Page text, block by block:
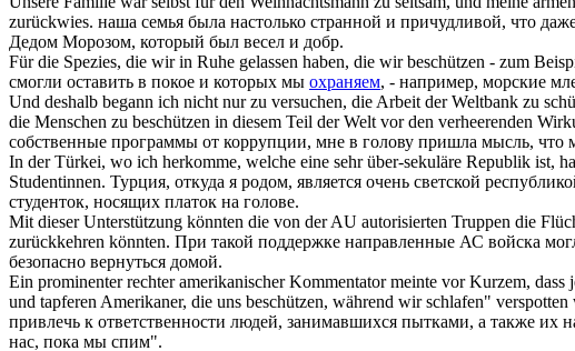
zurückwies. наша семья была настолько странной и причудливой, что
Дедом Морозом, который был весел и добр.
Für die Spezies, die wir in Ruhe gelassen haben, die wirbeschützen - zum
смогли оставить в покое и которых мы охраняем, - например, морские
Und deshalb begann ich nicht nur zu versuchen, die Arbeit der Weltbank zu
die Menschen zu beschützen in diesem Teil der Welt vor den verheerenden
собственные программы от коррупции, мне в голову пришла мысль, что
In der Türkei, wo ich herkomme, welche eine sehr über-sekuläre Republik ist,
Studentinnen. Турция, откуда я родом, является очень светской
студенток, носящих платок на голове.
Mit dieser Unterstützung könnten die von der AU autorisierten Truppen die
zurückkehren könnten. При такой поддержке направленные АС войска
безопасно вернуться домой.
Ein prominenter rechter amerikanischer Kommentator meinte vor Kurzem,
und tapferen Amerikaner, die uns beschützen, während wir schlafen" verspotten
привлечь к ответственности людей, занимавшихся пытками, а также
нас, пока мы спим".